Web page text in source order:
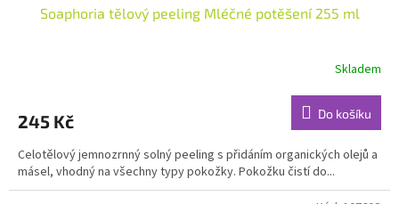
Soaphoria tělový peeling Mléčné potěšení 255 ml
je
z
5
hvězdiček.
Skladem
245 Kč Do košíku
Celotělový jemnozrnný solný peeling s přidáním organických olejů a
másel, vhodný na všechny typy pokožky. Pokožku čistí do...